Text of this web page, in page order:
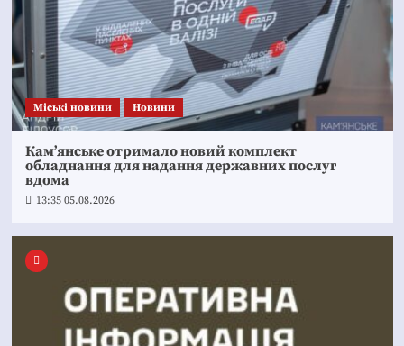
Mіські новини Новини
Кам’янське отримало новий комплект
обладнання для надання державних послуг
вдома
13:35 05.08.2026